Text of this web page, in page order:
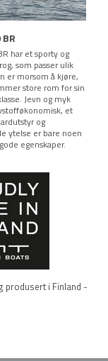
har et sporty og
som passer ulik
er morsom å kjøre,
store rom for sin
Jevn og myk
et
og
ytelse er bare noen
egenskaper.
produsert i Finland -